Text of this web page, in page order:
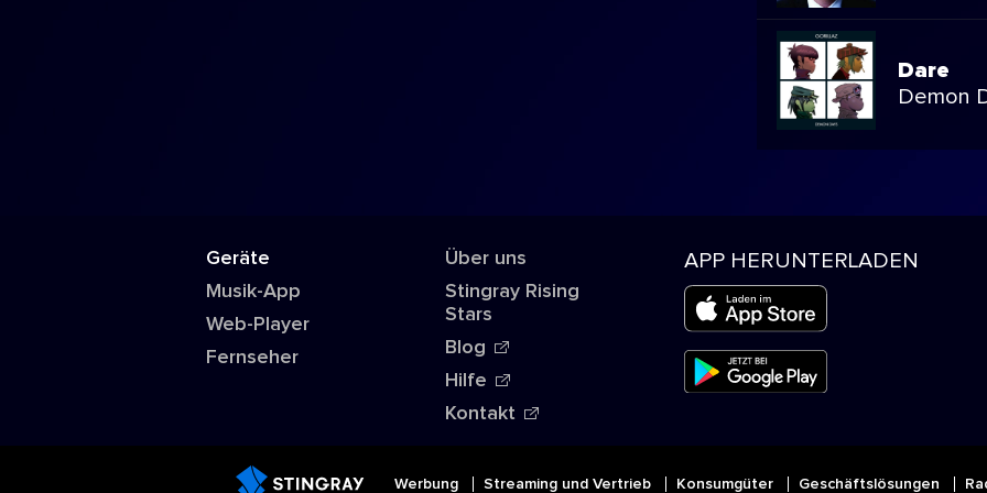
Dare
Demon
Geräte
Musik-App
Web-Player
Fernseher
Über uns
Stingray Rising
Stars
Blog
Hilfe
Kontakt
APP HERUNTERLADEN
Werbung Streaming und Vertrieb Konsumgüter Geschäftslösungen